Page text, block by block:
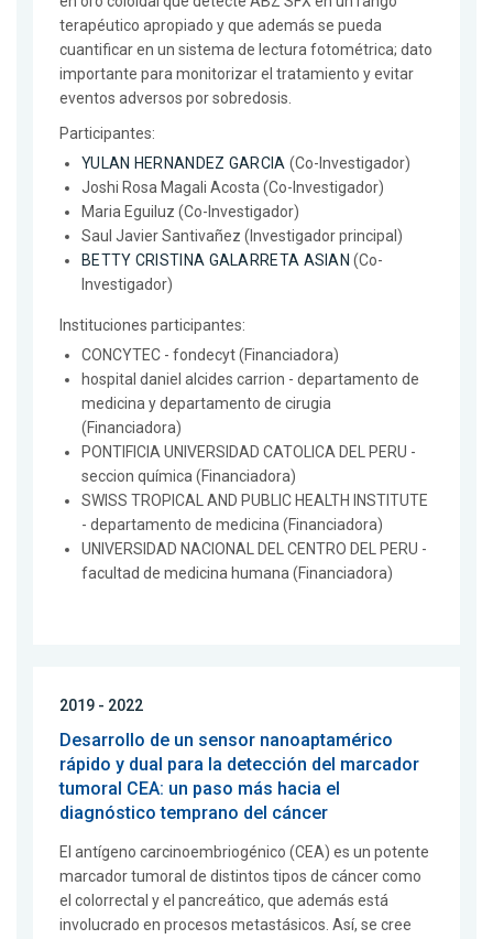
terapéutico apropiado y que además se pueda
cuantificar en un sistema de lectura fotométrica; dato
importante para monitorizar el tratamiento y evitar
eventos adversos por sobredosis.
Participantes:
YULAN HERNANDEZ GARCIA (Co-Investigador)
Joshi Rosa Magali Acosta (Co-Investigador)
Maria Eguiluz (Co-Investigador)
Saul Javier Santivañez (Investigador principal)
BETTY CRISTINA GALARRETA ASIAN (Co-
Investigador)
Instituciones participantes:
CONCYTEC - fondecyt (Financiadora)
hospital daniel alcides carrion - departamento de
medicina y departamento de cirugia
(Financiadora)
PONTIFICIA UNIVERSIDAD CATOLICA DEL PERU -
seccion química (Financiadora)
SWISS TROPICAL AND PUBLIC HEALTH INSTITUTE
- departamento de medicina (Financiadora)
UNIVERSIDAD NACIONAL DEL CENTRO DEL PERU -
facultad de medicina humana (Financiadora)
2019 - 2022
Desarrollo de un sensor nanoaptamérico
rápido y dual para la detección del marcador
tumoral CEA: un paso más hacia el
diagnóstico temprano del cáncer
El antígeno carcinoembriogénico (CEA) es un potente
marcador tumoral de distintos tipos de cáncer como
el colorrectal y el pancreático, que además está
involucrado en procesos metastásicos. Así, se cree